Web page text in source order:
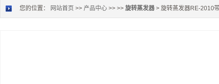
您的位置： 网站首页 >> 产品中心 >> >> 旋转蒸发器 > 旋转蒸发器RE-2010